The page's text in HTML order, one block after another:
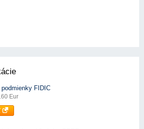
FIDIC
Eur